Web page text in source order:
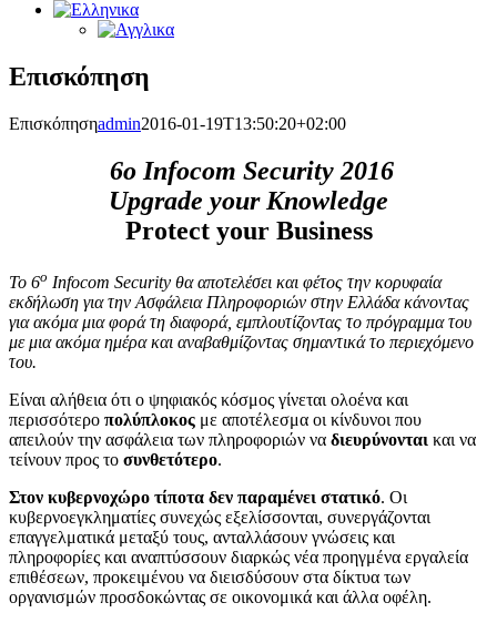
Επισκόπηση
Επισκόπησηadmin2016-01-19T13:50:20+02:00
6o Infocom Security 2016
Upgrade your Knowledge
Protect your Business
Το 6ο Infocom Security θα αποτελέσει και φέτος την κορυφαία
εκδήλωση για την Ασφάλεια Πληροφοριών στην Ελλάδα κάνοντας
για ακόμα μια φορά τη διαφορά, εμπλουτίζοντας το πρόγραμμα του
με μια ακόμα ημέρα και αναβαθμίζοντας σημαντικά το περιεχόμενο
του.
Είναι αλήθεια ότι ο ψηφιακός κόσμος γίνεται ολοένα και
περισσότερο πολύπλοκος με αποτέλεσμα οι κίνδυνοι που
απειλούν την ασφάλεια των πληροφοριών να διευρύνονται και να
τείνουν προς το συνθετότερο.
Στον κυβερνοχώρο τίποτα δεν παραμένει στατικό. Οι
κυβερνοεγκληματίες συνεχώς εξελίσσονται, συνεργάζονται
επαγγελματικά μεταξύ τους, ανταλλάσουν γνώσεις και
πληροφορίες και αναπτύσσουν διαρκώς νέα προηγμένα εργαλεία
επιθέσεων, προκειμένου να διεισδύσουν στα δίκτυα των
οργανισμών προσδοκώντας σε οικονομικά και άλλα οφέλη.